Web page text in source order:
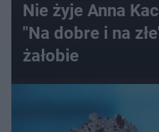
Nie żyje Anna
"Na dobre i na
żałobie